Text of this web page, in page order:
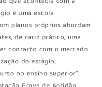
é uma escola
planos próprios abordam
de cariz prático, uma
contacto com o mercado
do estágio,
no ensino superior”.